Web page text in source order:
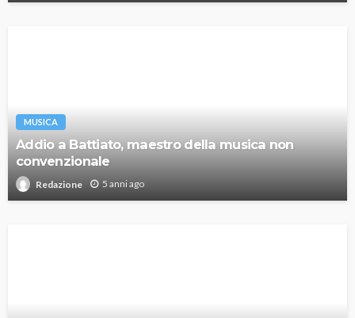
MUSICA
Addio a Battiato, maestro della musica non
convenzionale
Redazione 5 anni ago